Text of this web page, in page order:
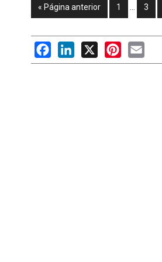
« Página anterior 1 3
FacebookLinkedIn
X PinterestEmail